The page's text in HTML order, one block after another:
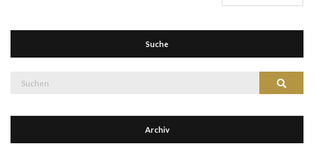
Suche
Suche
Suchen
Archiv